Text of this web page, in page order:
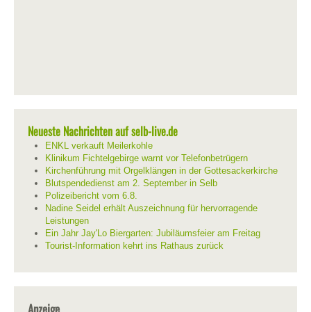
Neueste Nachrichten auf selb-live.de
ENKL verkauft Meilerkohle
Klinikum Fichtelgebirge warnt vor Telefonbetrügern
Kirchenführung mit Orgelklängen in der Gottesackerkirche
Blutspendedienst am 2. September in Selb
Polizeibericht vom 6.8.
Nadine Seidel erhält Auszeichnung für hervorragende
Leistungen
Ein Jahr Jay'Lo Biergarten: Jubiläumsfeier am Freitag
Tourist-Information kehrt ins Rathaus zurück